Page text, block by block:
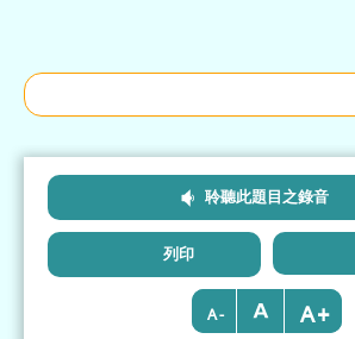
聆聽此題目之錄音
列印
- +